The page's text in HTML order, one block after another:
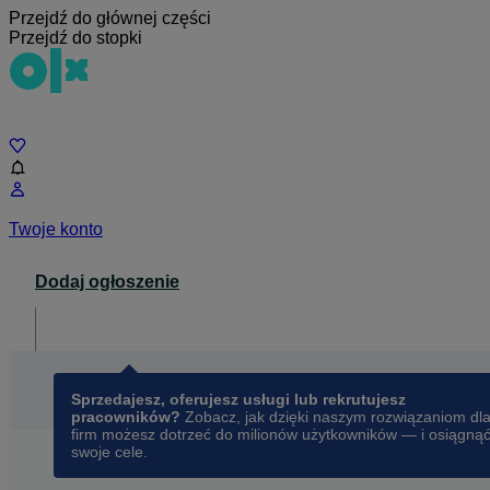
Przejdź do głównej części
Przejdź do stopki
Twoje konto
Dodaj ogłoszenie
Sprzedajesz, oferujesz usługi lub rekrutujesz
pracowników? Zobacz, jak dzięki naszym rozwiązaniom dla
firm możesz dotrzeć do milionów użytkowników — i osiągnąć
swoje cele.